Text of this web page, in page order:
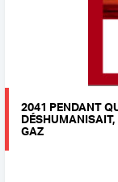
2041 PENDANT
GAZ